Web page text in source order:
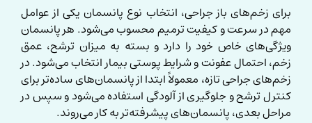
برای زخم‌های باز جراحی، انتخاب نوع پانسمان یکی از عوامل
مهم در سرعت و کیفیت ترمیم محسوب می‌شود. هر پانسمان
ویژگی‌های خاص خود را دارد و بسته به میزان ترشح، عمق
زخم، احتمال عفونت و شرایط پوستی بیمار انتخاب می‌شود. در
زخم‌های جراحی تازه، معمولاً ابتدا از پانسمان‌های ساده‌تر برای
کنترل ترشح و جلوگیری از آلودگی استفاده می‌شود و سپس در
مراحل بعدی، پانسمان‌های پیشرفته‌تر به کار می‌روند.